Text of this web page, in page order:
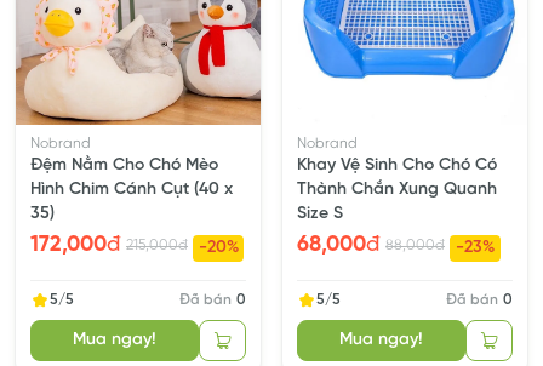
Nobrand
Đệm Nằm Cho Chó Mèo
Hình Chim Cánh Cụt (40 x
35)
172,000đ 215,000đ -20%
5/5 Đã bán 0
Mua ngay!
Nobrand
Khay Vệ Sinh Cho Chó Có
Thành Chắn Xung Quanh
Size S
68,000đ 88,000đ -23%
5/5 Đã bán 0
Mua ngay!